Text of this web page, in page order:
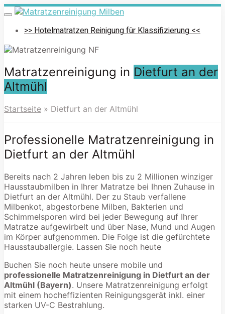
Skip
to
main
Toggle
navigation>> Hotelmatratzen Reinigung für Klassifizierung <<
Matratzenreinigung in Dietfurt an der
Altmühl
Startseite » Dietfurt an der Altmühl
Professionelle Matratzenreinigung in
Dietfurt an der Altmühl
Bereits nach 2 Jahren leben bis zu 2 Millionen winziger
Hausstaubmilben in Ihrer Matratze bei Ihnen Zuhause in
Dietfurt an der Altmühl. Der zu Staub verfallene
Milbenkot, abgestorbene Milben, Bakterien und
Schimmelsporen wird bei jeder Bewegung auf Ihrer
Matratze aufgewirbelt und über Nase, Mund und Augen
im Körper aufgenommen. Die Folge ist die gefürchtete
Hausstauballergie. Lassen Sie noch heute
Buchen Sie noch heute unsere mobile und
professionelle Matratzenreinigung in Dietfurt an der
Altmühl (Bayern). Unsere Matratzenreinigung erfolgt
mit einem hocheffizienten Reinigungsgerät inkl. einer
starken UV-C Bestrahlung.